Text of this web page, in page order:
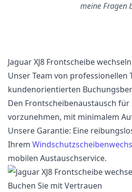
meine Fragen
Jaguar XJ8 Frontscheibe wechseln
Unser Team von professionellen
kundenorientierten
Den Frontscheibenaustausch für
vorzunehmen, mit minimalem
Unsere Garantie: Eine
Ihrem
mobilen Austauschservice.
Buchen Sie mit Vertrauen